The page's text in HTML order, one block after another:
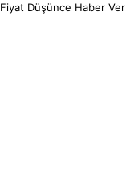
Fiyat Düşünce Haber Ver